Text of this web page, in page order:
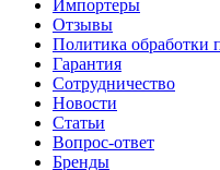
Импортеры
Отзывы
Политика обработки
Гарантия
Сотрудничество
Новости
Статьи
Вопрос-ответ
Бренды